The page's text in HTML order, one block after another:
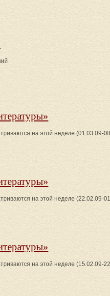
на этой неделе (01.03.09-
на этой неделе (22.02.09-
на этой неделе (15.02.09-